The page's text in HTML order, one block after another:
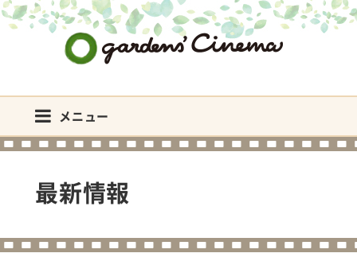
メニュー
最新情報